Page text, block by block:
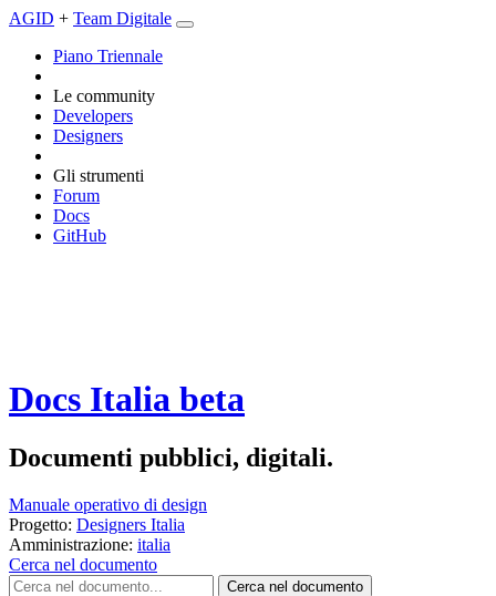
AGID + Team Digitale
Piano Triennale
Le community
Developers
Designers
Gli strumenti
Forum
Docs
GitHub
Docs Italia beta
Documenti pubblici, digitali.
Manuale operativo di design
Progetto: Designers Italia
Amministrazione: italia
Cerca nel documento
Cerca nel documento